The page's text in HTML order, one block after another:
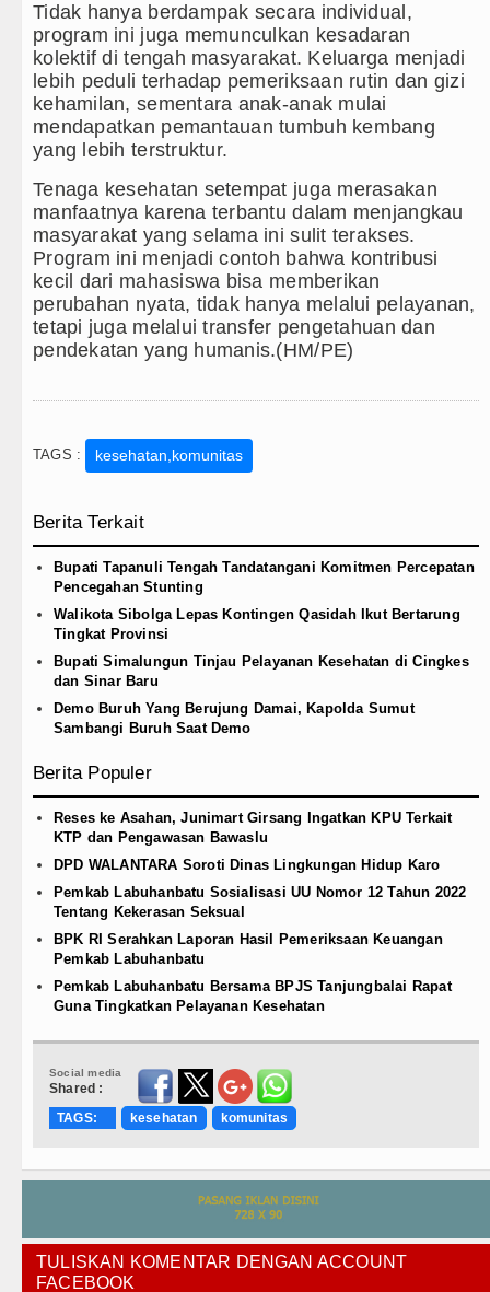
Tidak hanya berdampak secara individual,
program ini juga memunculkan kesadaran
kolektif di tengah masyarakat. Keluarga menjadi
lebih peduli terhadap pemeriksaan rutin dan gizi
kehamilan, sementara anak-anak mulai
mendapatkan pemantauan tumbuh kembang
yang lebih terstruktur.
Tenaga kesehatan setempat juga merasakan
manfaatnya karena terbantu dalam menjangkau
masyarakat yang selama ini sulit terakses.
Program ini menjadi contoh bahwa kontribusi
kecil dari mahasiswa bisa memberikan
perubahan nyata, tidak hanya melalui pelayanan,
tetapi juga melalui transfer pengetahuan dan
pendekatan yang humanis.(HM/PE)
TAGS : kesehatan,komunitas
Berita Terkait
Bupati Tapanuli Tengah Tandatangani Komitmen Percepatan
Pencegahan Stunting
Walikota Sibolga Lepas Kontingen Qasidah Ikut Bertarung
Tingkat Provinsi
Bupati Simalungun Tinjau Pelayanan Kesehatan di Cingkes
dan Sinar Baru
Demo Buruh Yang Berujung Damai, Kapolda Sumut
Sambangi Buruh Saat Demo
Berita Populer
Reses ke Asahan, Junimart Girsang Ingatkan KPU Terkait
KTP dan Pengawasan Bawaslu
DPD WALANTARA Soroti Dinas Lingkungan Hidup Karo
Pemkab Labuhanbatu Sosialisasi UU Nomor 12 Tahun 2022
Tentang Kekerasan Seksual
BPK RI Serahkan Laporan Hasil Pemeriksaan Keuangan
Pemkab Labuhanbatu
Pemkab Labuhanbatu Bersama BPJS Tanjungbalai Rapat
Guna Tingkatkan Pelayanan Kesehatan
Social media
Shared :
TAGS:
kesehatan komunitas
TULISKAN KOMENTAR DENGAN ACCOUNT
FACEBOOK